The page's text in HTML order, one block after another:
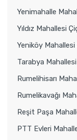
Yenimahalle
Yıldız Mahallesi
Yeniköy
Tarabya
Rumelihisarı
Rumelikavağı
Reşit Paşa
PTT Evleri